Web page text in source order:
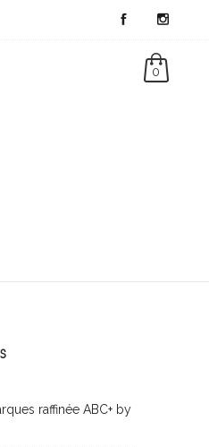
0
raffinée ABC+ by